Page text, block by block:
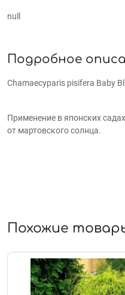
null
Подробное
Chamaecyparis pisifera Baby
Применение в японских
от мартовского солнца.
Похожие